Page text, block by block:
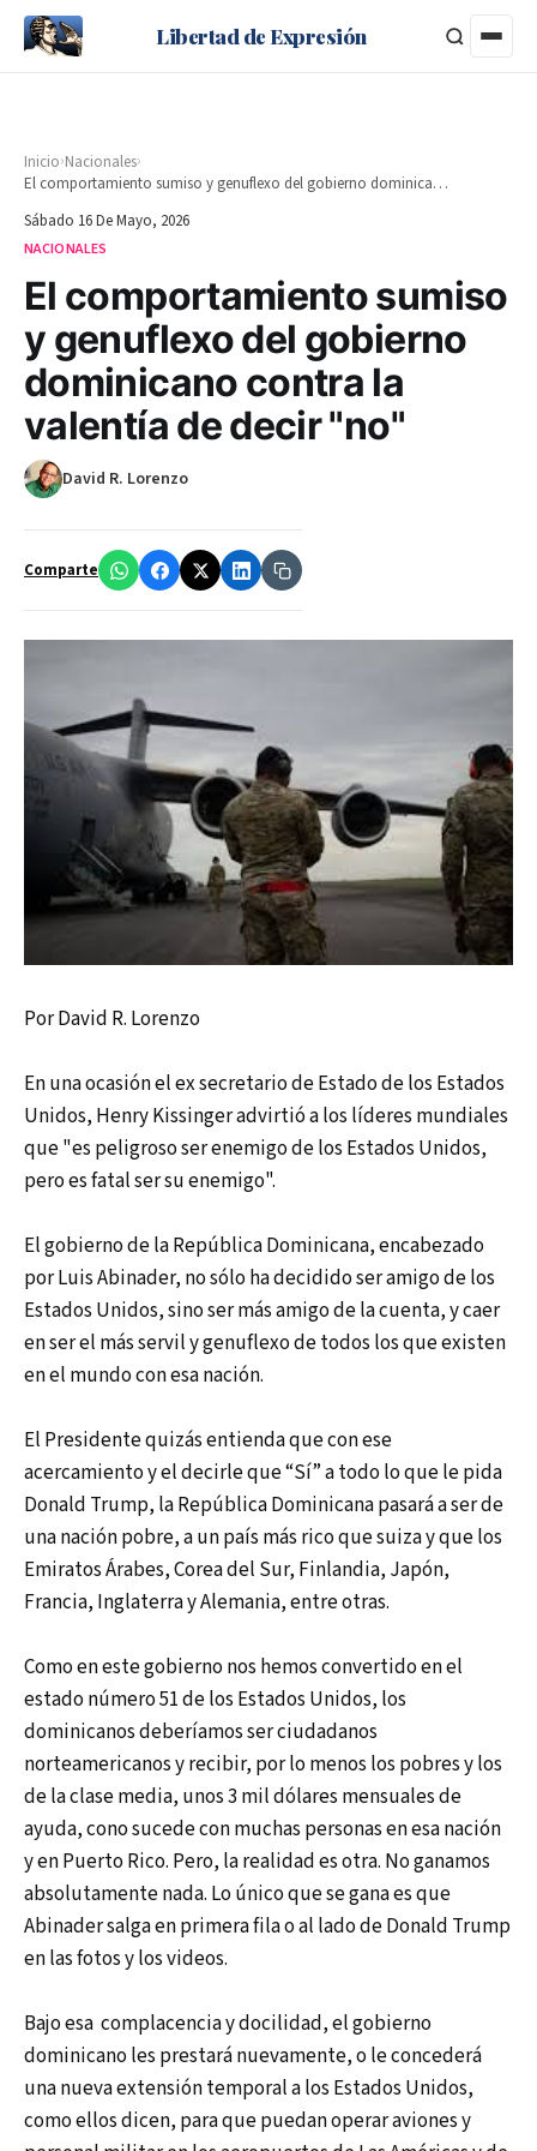
Libertad de Expresión
Inicio›Nacionales›
El comportamiento sumiso y genuflexo del gobierno dominicano contra la valentía de decir "no"
Sábado 16 De Mayo, 2026
NACIONALES
El comportamiento sumiso
y genuflexo del gobierno
dominicano contra la
valentía de decir "no"
David R. Lorenzo
Comparte
Por David R. Lorenzo
En una ocasión el ex secretario de Estado de los Estados
Unidos, Henry Kissinger advirtió a los líderes mundiales
que "es peligroso ser enemigo de los Estados Unidos,
pero es fatal ser su enemigo".
El gobierno de la República Dominicana, encabezado
por Luis Abinader, no sólo ha decidido ser amigo de los
Estados Unidos, sino ser más amigo de la cuenta, y caer
en ser el más servil y genuflexo de todos los que existen
en el mundo con esa nación.
El Presidente quizás entienda que con ese
acercamiento y el decirle que “Sí” a todo lo que le pida
Donald Trump, la República Dominicana pasará a ser de
una nación pobre, a un país más rico que suiza y que los
Emiratos Árabes, Corea del Sur, Finlandia, Japón,
Francia, Inglaterra y Alemania, entre otras.
Como en este gobierno nos hemos convertido en el
estado número 51 de los Estados Unidos, los
dominicanos deberíamos ser ciudadanos
norteamericanos y recibir, por lo menos los pobres y los
de la clase media, unos 3 mil dólares mensuales de
ayuda, cono sucede con muchas personas en esa nación
y en Puerto Rico. Pero, la realidad es otra. No ganamos
absolutamente nada. Lo único que se gana es que
Abinader salga en primera fila o al lado de Donald Trump
en las fotos y los videos.
Bajo esa complacencia y docilidad, el gobierno
dominicano les prestará nuevamente, o le concederá
una nueva extensión temporal a los Estados Unidos,
como ellos dicen, para que puedan operar aviones y